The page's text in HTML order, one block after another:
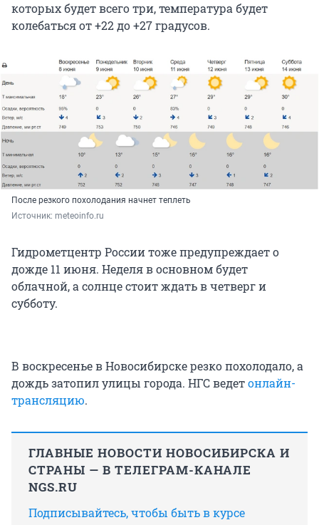
которых будет всего три, температура будет
колебаться от +22 до +27 градусов.
После резкого похолодания начнет теплеть
Источник: meteoinfo.ru
Гидрометцентр России тоже предупреждает о
дожде 11 июня. Неделя в основном будет
облачной, а солнце стоит ждать в четверг и
субботу.
В воскресенье в Новосибирске резко похолодало, а
дождь затопил улицы города. НГС ведетонлайн-
трансляцию.
ГЛАВНЫЕ НОВОСТИ НОВОСИБИРСКА И
СТРАНЫ — В ТЕЛЕГРАМ-КАНАЛЕ
NGS.RU
Подписывайтесь, чтобы быть в курсе